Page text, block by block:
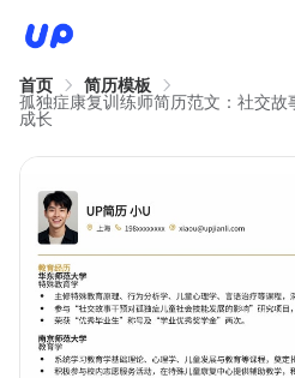
首页
简历模板
孤独症康复训练师简历范文：社交
成长